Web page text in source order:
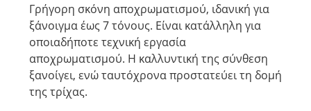
Γρήγορη σκόνη αποχρωματισμού, ιδανική για
ξάνοιγμα έως 7 τόνους. Είναι κατάλληλη για
οποιαδήποτε τεχνική εργασία
αποχρωματισμού. Η καλλυντική της σύνθεση
ξανοίγει, ενώ ταυτόχρονα προστατεύει τη δομή
της τρίχας.